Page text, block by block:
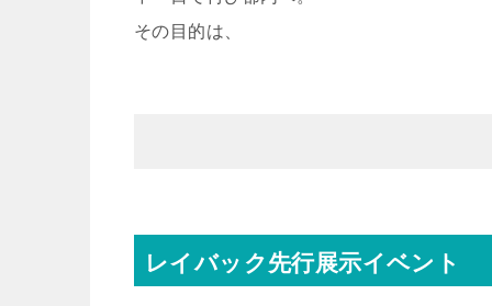
その目的は、
レイバック先行展示イベント